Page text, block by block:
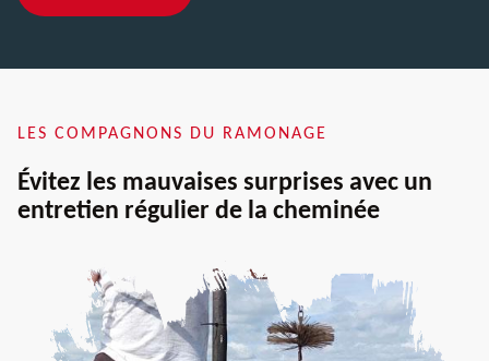
LES COMPAGNONS DU RAMONAGE
Évitez les mauvaises surprises avec un
entretien régulier de la cheminée